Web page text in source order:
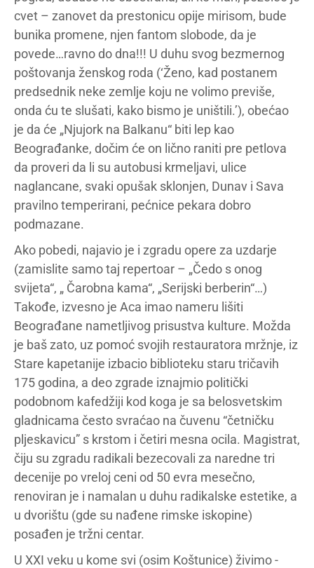
cvet – zanovet da prestonicu opije mirisom, bude
bunika promene, njen fantom slobode, da je
povede…ravno do dna!!! U duhu svog bezmernog
poštovanja ženskog roda (‘Ženo, kad postanem
predsednik neke zemlje koju ne volimo previše,
onda ću te slušati, kako bismo je uništili.’), obećao
je da će „Njujork na Balkanu“ biti lep kao
Beograđanke, dočim će on lično raniti pre petlova
da proveri da li su autobusi krmeljavi, ulice
naglancane, svaki opušak sklonjen, Dunav i Sava
pravilno temperirani, pećnice pekara dobro
podmazane.
Ako pobedi, najavio je i zgradu opere za uzdarje
(zamislite samo taj repertoar – „Čedo s onog
svijeta“, „ Čarobna kama“, „Serijski berberin“…)
Takođe, izvesno je Aca imao nameru lišiti
Beograđane nametljivog prisustva kulture. Možda
je baš zato, uz pomoć svojih restauratora mržnje, iz
Stare kapetanije izbacio biblioteku staru tričavih
175 godina, a deo zgrade iznajmio politički
podobnom kafedžiji kod koga je sa belosvetskim
gladnicama često svraćao na čuvenu “četničku
pljeskavicu” s krstom i četiri mesna ocila. Magistrat,
čiju su zgradu radikali bezecovali za naredne tri
decenije po vreloj ceni od 50 evra mesečno,
renoviran je i namalan u duhu radikalske estetike, a
u dvorištu (gde su nađene rimske iskopine)
posađen je tržni centar.
U XXI veku u kome svi (osim Koštunice) živimo -